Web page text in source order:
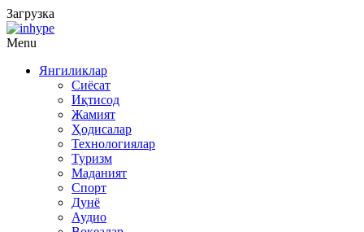
Загрузка
Menu
Янгиликлар
Сиёсат
Иқтисод
Жамият
Ҳодисалар
Технологиялар
Туризм
Маданият
Спорт
Дунё
Аудио